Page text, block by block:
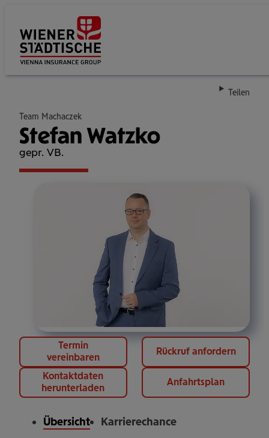
Teilen
Team Machaczek
Stefan Watzko
gepr. VB.
Termin
vereinbaren
Rückruf anfordern
Kontaktdaten
herunterladen
Anfahrtsplan
Übersicht Karrierechance